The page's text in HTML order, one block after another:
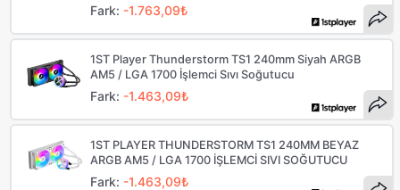
Fark: -1.763,09₺
1ST Player Thunderstorm TS1 240mm Siyah ARGB
AM5 / LGA 1700 İşlemci Sıvı Soğutucu
Fark: -1.463,09₺
1ST PLAYER THUNDERSTORM TS1 240MM BEYAZ
ARGB AM5 / LGA 1700 İŞLEMCİ SIVI SOĞUTUCU
Fark: -1.463,09₺